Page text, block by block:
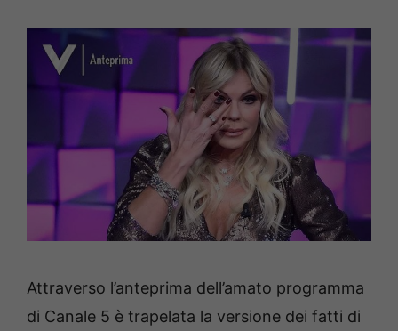
Attraverso l’anteprima dell’amato programma
di Canale 5 è trapelata la versione dei fatti di